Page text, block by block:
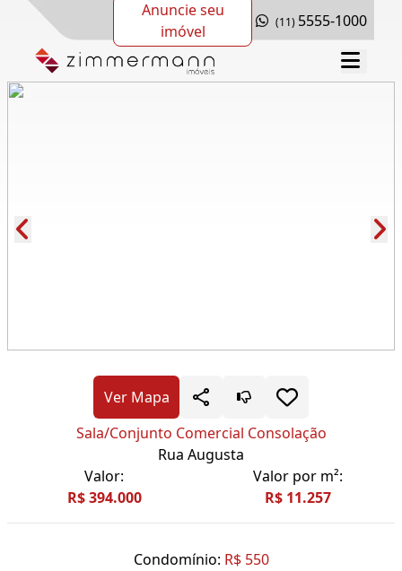
Anuncie seu
imóvel
(11) 5555-1000
Ver Mapa
Sala/Conjunto Comercial Consolação
Rua Augusta
Valor:
R$ 394.000
Valor por m²:
R$ 11.257
Condomínio: R$ 550